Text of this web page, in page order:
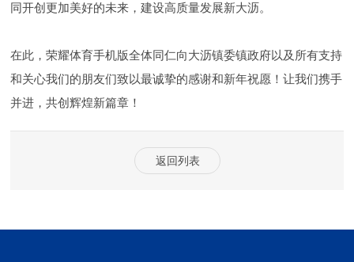
同开创更加美好的未来，建设高质量发展新大沥。
在此，荣耀体育手机版全体同仁向大沥镇委镇政府以及所有支持
和关心我们的朋友们致以最诚挚的感谢和新年祝愿！让我们携手
并进，共创辉煌新篇章！
返回列表